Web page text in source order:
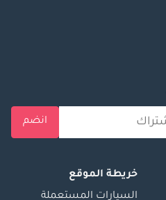
انضم
خريطة الموقع
السيارات المستعملة